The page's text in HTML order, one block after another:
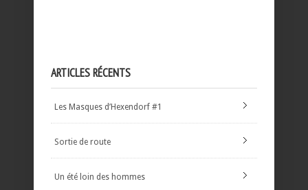
ARTICLES RÉCENTS
Les Masques d’Hexendorf #1
Sortie de route
Un été loin des hommes